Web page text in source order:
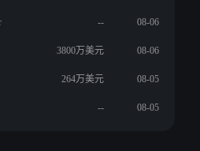
-- 08-06
3800万美元 08-06
264万美元 08-05
-- 08-05